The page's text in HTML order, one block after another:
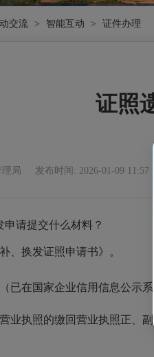
交流 > 智能互动 > 证件办理
证照
局 发布时间: 2026-01-09 11:57
请提交什么材料？
、换发证照申请书》。
已在国家企业信用信息公示
业执照的缴回营业执照正、副